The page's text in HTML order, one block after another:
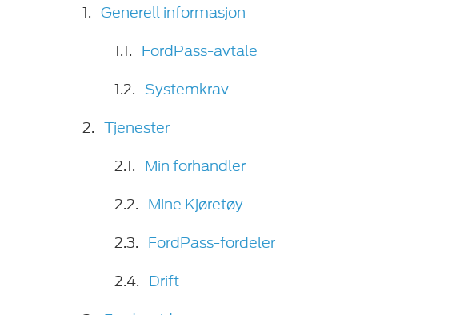
1. Generell informasjon
1.1. FordPass-avtale
1.2. Systemkrav
2. Tjenester
2.1. Min forhandler
2.2. Mine Kjøretøy
2.3. FordPass-fordeler
2.4. Drift